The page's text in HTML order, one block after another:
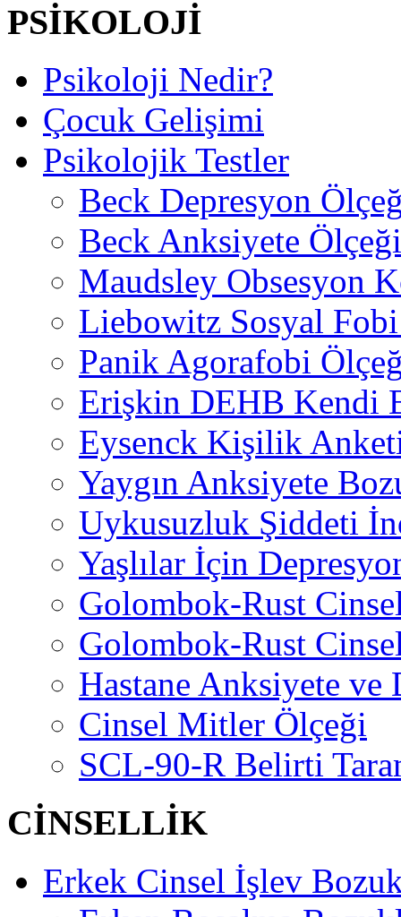
PSİKOLOJİ
Psikoloji Nedir?
Çocuk Gelişimi
Psikolojik Testler
Beck Depresyon
Beck Anksiyete Ölçeği
Maudsley Obsesyon
Liebowitz Sosyal
Panik Agorafobi
Erişkin DEHB Kendi
Eysenck Kişilik
Yaygın Anksiyete
Uykusuzluk Şiddeti
Yaşlılar İçin
Golombok-Rust
Golombok-Rust
Hastane Anksiyete ve
Cinsel Mitler Ölçeği
SCL-90-R Belirti
CİNSELLİK
Erkek Cinsel İşlev